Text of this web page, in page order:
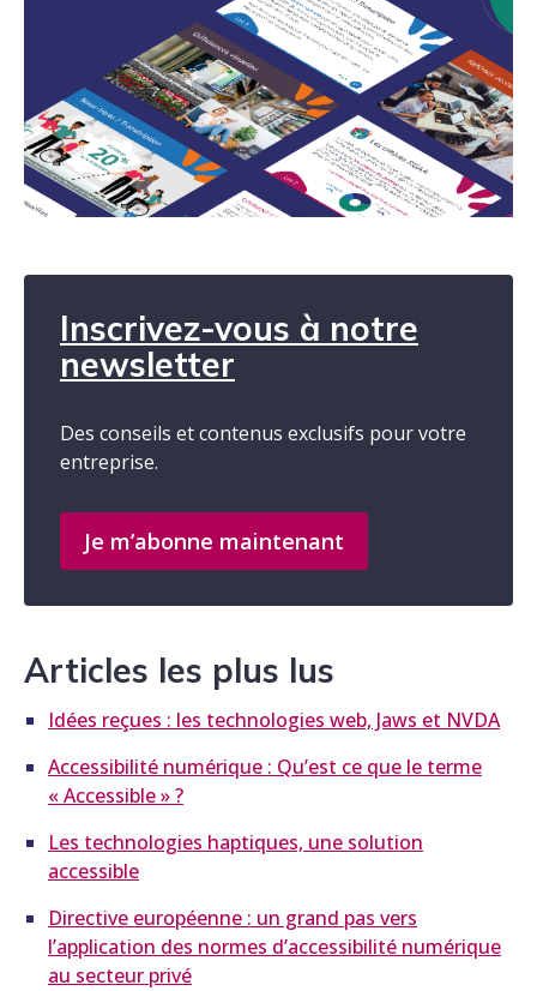
Inscrivez-vous à notre
newsletter
Des conseils et contenus exclusifs pour votre
entreprise.
Je m’abonne maintenant
Articles les plus lus
Idées reçues : les technologies web, Jaws et NVDA
Accessibilité numérique : Qu’est ce que le terme
« Accessible » ?
Les technologies haptiques, une solution
accessible
Directive européenne : un grand pas vers
l’application des normes d’accessibilité numérique
au secteur privé